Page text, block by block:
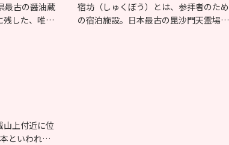
最古の醤油蔵
残した、唯一
宿坊（しゅくぼう）とは、参拝者のため
の宿泊施設。日本最古の毘沙門天霊場と
山上付近に位
といわれる